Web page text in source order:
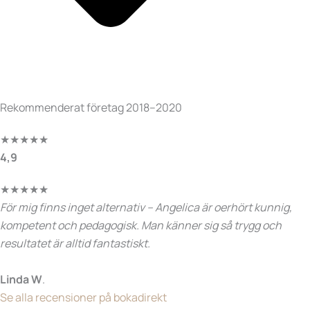
Rekommenderat företag 2018–2020
★★★★★
4,9
★★★★★
För mig finns inget alternativ – Angelica är oerhört kunnig,
kompetent och pedagogisk. Man känner sig så trygg och
resultatet är alltid fantastiskt.
Linda W.
Se alla recensioner på bokadirekt